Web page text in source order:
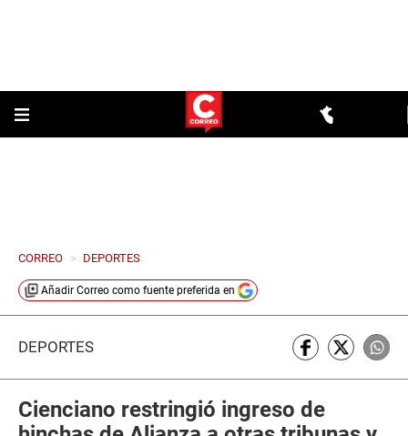
CORREO > DEPORTES
Añadir Correo como fuente preferida en
DEPORTES
Cienciano restringió ingreso de